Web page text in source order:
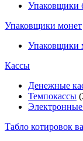
Упаковщики
Упаковщики монет
Упаковщики
Кассы
Денежные
Темпокассы
Табло котировок